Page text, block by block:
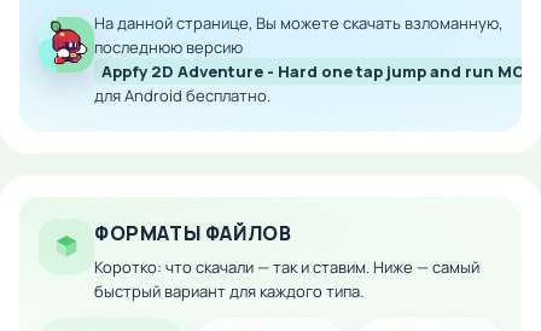
По всему уровню разбросаны ценные предметы: золотые
монеты и спелые яблоки, которые повышают ваши
показатели. Собирайте их, проходя испытания, и доведите
Отсутствие ограничений по времени и жизням
Свободный доступ ко всем внутриигровым
материалам
На данной странице, Вы можете скачать взломанную,
последнюю версию
Appfy 2D Adventure - Hard one tap jump and run MOD
для Android бесплатно.
ФОРМАТЫ ФАЙЛОВ
Коротко: что скачали — так и ставим. Ниже — самый
быстрый вариант для каждого типа.